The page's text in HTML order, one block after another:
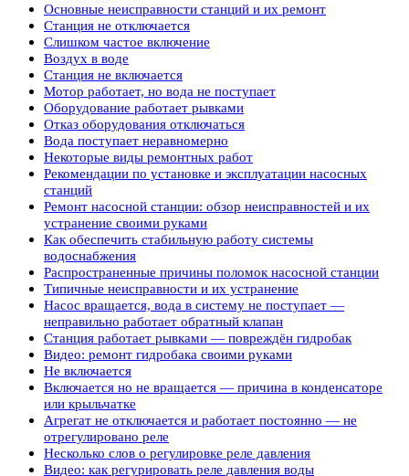
Основные неисправности станций и их ремонт
Станция не отключается
Слишком частое включение
Воздух в воде
Станция не включается
Мотор работает, но вода не поступает
Оборудование работает рывками
Отказ оборудования отключаться
Вода поступает неравномерно
Некоторые виды ремонтных работ
Рекомендации по установке и эксплуатации насосных
станций
Ремонт насосной станции: обзор неисправностей и их
устранение своими руками
Как обеспечить стабильную работу системы
водоснабжения
Распространенные причины поломок насосной станции
Типичные неисправности и их устранение
Насос вращается, вода в систему не поступает —
неправильно работает обратный клапан
Станция работает рывками — повреждён гидробак
Видео: ремонт гидробака своими руками
Не включается
Включается но не вращается — причина в конденсаторе
или крыльчатке
Агрегат не отключается и работает постоянно — не
отрегулировано реле
Несколько слов о регулировке реле давления
Видео: как регурировать реле давления воды